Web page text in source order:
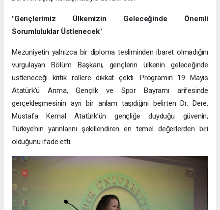
"Gençlerimiz Ülkemizin Geleceğinde Önemli
Sorumluluklar Üstlenecek"
Mezuniyetin yalnızca bir diploma tesliminden ibaret olmadığını
vurgulayan Bölüm Başkanı, gençlerin ülkenin geleceğinde
üstleneceği kritik rollere dikkat çekti. Programın 19 Mayıs
Atatürk’ü Anma, Gençlik ve Spor Bayramı arifesinde
gerçekleşmesinin ayrı bir anlam taşıdığını belirten Dr. Dere,
Mustafa Kemal Atatürk’ün gençliğe duyduğu güvenin,
Türkiye’nin yarınlarını şekillendiren en temel değerlerden biri
olduğunu ifade etti.